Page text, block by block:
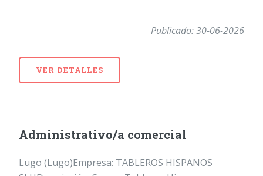
Publicado: 30-06-2026
VER DETALLES
Administrativo/a comercial
Lugo (Lugo)Empresa: TABLEROS HISPANOS